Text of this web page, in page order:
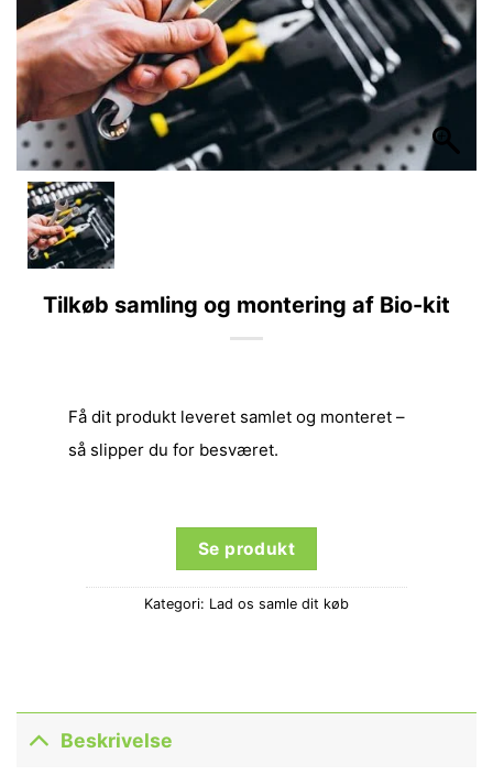
Tilkøb samling og montering af Bio-kit
Få dit produkt leveret samlet og monteret –
så slipper du for besværet.
Se produkt
Kategori: Lad os samle dit køb
Beskrivelse